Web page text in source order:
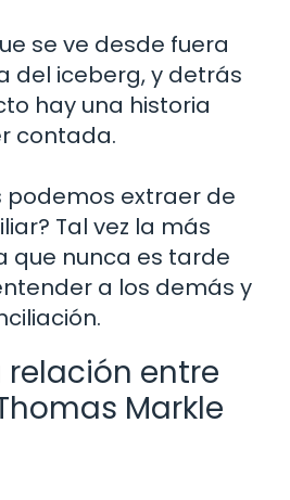
se ve desde fuera
del iceberg, y detrás
hay una historia
contada.
podemos extraer de
Tal vez la más
que nunca es tarde
a los demás y
relación entre
Markle